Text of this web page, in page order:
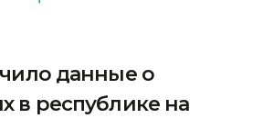
данные о
в республике на